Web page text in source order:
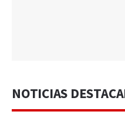
NOTICIAS